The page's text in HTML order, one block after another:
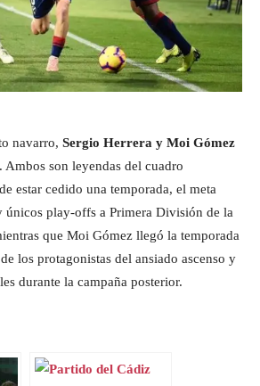
navarro, Sergio Herrera y Moi Gómez
son leyendas del cuadro
estar cedido una temporada, el meta
únicos play-offs a Primera División de la
que Moi Gómez llegó la temporada
los protagonistas del ansiado ascenso y
durante la campaña posterior.